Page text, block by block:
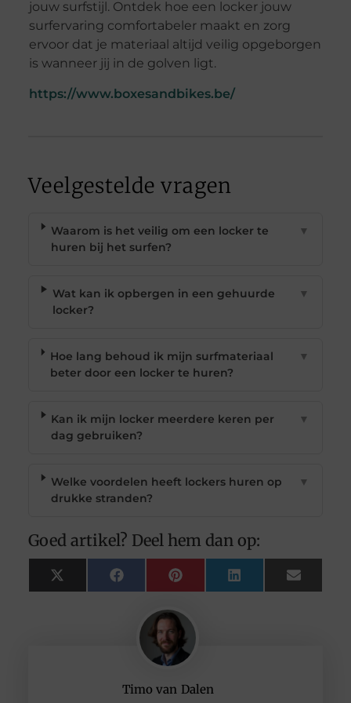
Timo van Dalen
jouw surfstijl. Ontdek hoe een locker jouw
surfervaring comfortabeler maakt en zorg
ervoor dat je materiaal altijd veilig opgeborgen
is wanneer jij in de golven ligt.
https://www.boxesandbikes.be/
Veelgestelde vragen
Waarom is het veilig om een locker te
huren bij het surfen?
▼
Wat kan ik opbergen in een gehuurde
locker?
▼
Hoe lang behoud ik mijn surfmateriaal
beter door een locker te huren?
▼
Kan ik mijn locker meerdere keren per
dag gebruiken?
▼
Welke voordelen heeft lockers huren op
drukke stranden?
▼
Goed artikel? Deel hem dan op:
X
(Twitter)
FacebookPinterest LinkedIn Email